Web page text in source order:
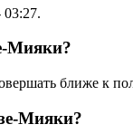
03:27.
Мияки?
ближе к
Мияки?